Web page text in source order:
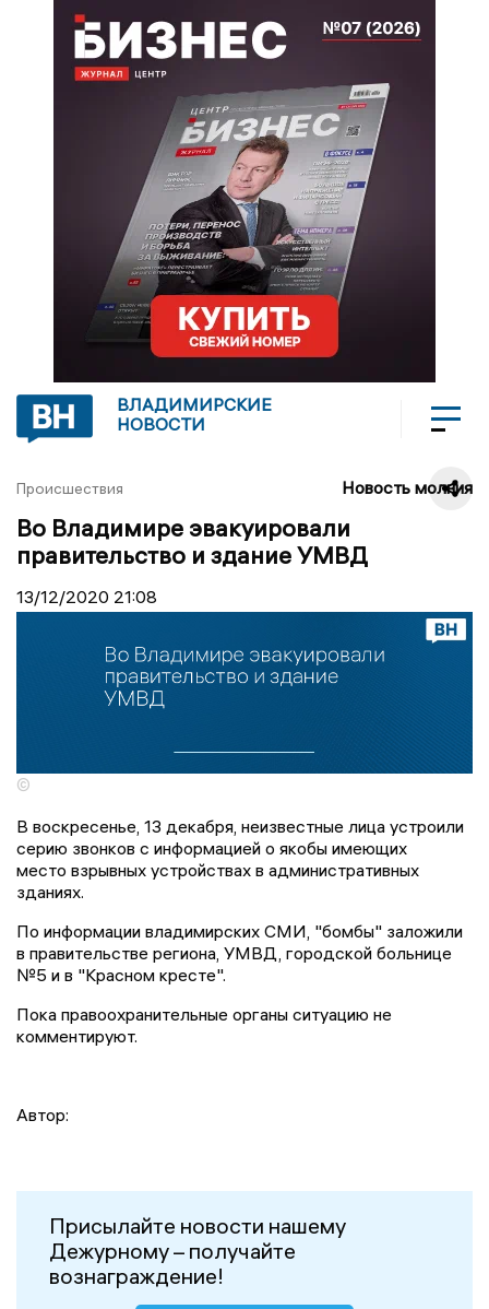
ВЛАДИМИРСКИЕ
НОВОСТИ
Происшествия Новость молния
Во Владимире эвакуировали
правительство и здание УМВД
13/12/2020 21:08
©
В воскресенье, 13 декабря, неизвестные лица устроили
серию звонков с информацией о якобы имеющих
место взрывных устройствах в административных
зданиях.
По информации владимирских СМИ, "бомбы" заложили
в правительстве региона, УМВД, городской больнице
№5 и в "Красном кресте".
Пока правоохранительные органы ситуацию не
комментируют.
Автор:
Присылайте новости нашему
Дежурному – получайте
вознаграждение!